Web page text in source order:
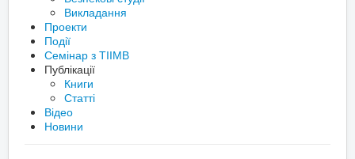
Викладання
Проекти
Події
Семінар з ТІІМВ
Публікації
Книги
Статті
Відео
Новини